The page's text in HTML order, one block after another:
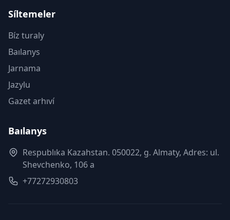
Síltemeler
Bíz turaly
Baılanys
Jarnama
Jazylu
Gazet arhıví
Baılanys
Respublıka Kazahstan. 050022, g. Almaty, Adres: ul.
Shevchenko, 106 a
+77272930803